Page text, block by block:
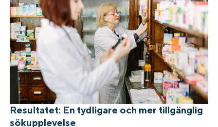
Resultatet: En tydligare och mer tillgänglig
sökupplevelse